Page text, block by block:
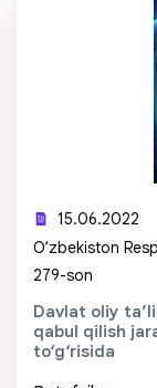
15.06.2022
O‘zbekiston
279-son
Davlat oliy
qabul qilish
to‘g‘risida